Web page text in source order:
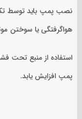
نصب پمپ باید توسط
هواگرفتگی یا سوختن
استفاده از منبع تحت
پمپ افزایش یابد.